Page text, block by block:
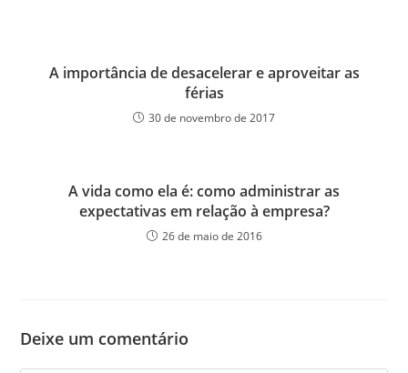
A importância de desacelerar e aproveitar as
férias
30 de novembro de 2017
A vida como ela é: como administrar as
expectativas em relação à empresa?
26 de maio de 2016
Deixe um comentário